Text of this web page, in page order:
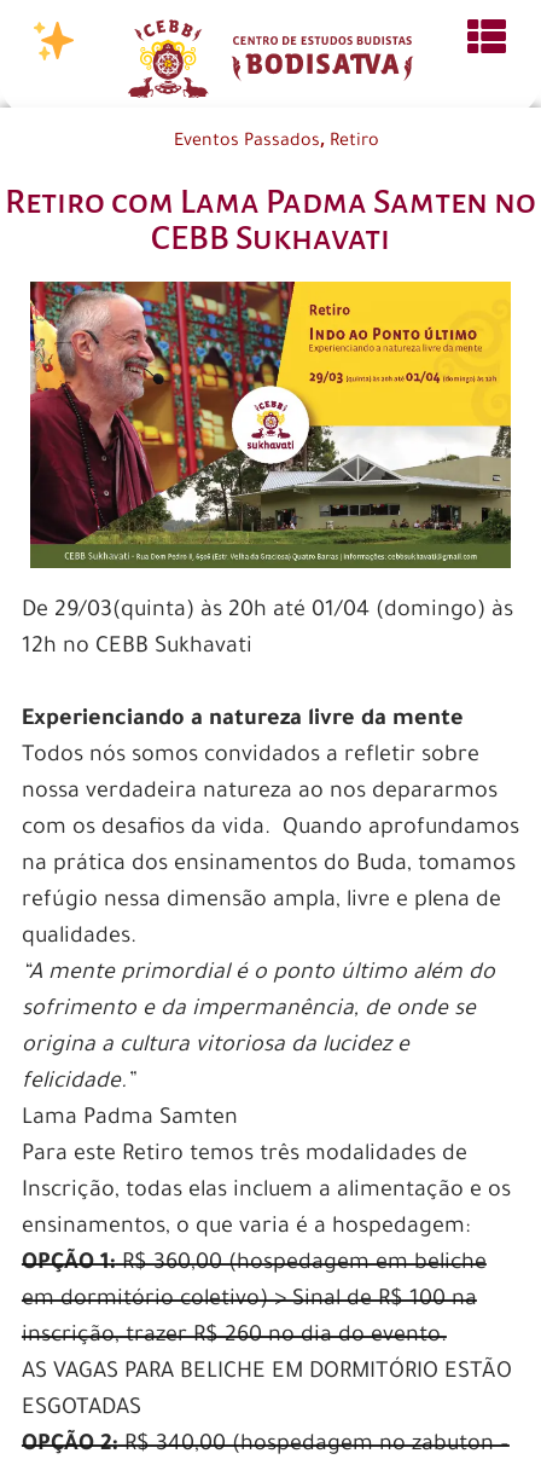
Eventos Passados, Retiro
Retiro com Lama Padma Samten no
CEBB Sukhavati
De 29/03(quinta) às 20h até 01/04 (domingo) às
12h no CEBB Sukhavati
Experienciando a natureza livre da mente
Todos nós somos convidados a refletir sobre
nossa verdadeira natureza ao nos depararmos
com os desafios da vida. Quando aprofundamos
na prática dos ensinamentos do Buda, tomamos
refúgio nessa dimensão ampla, livre e plena de
qualidades.
“A mente primordial é o ponto último além do
sofrimento e da impermanência, de onde se
origina a cultura vitoriosa da lucidez e
felicidade.”
Lama Padma Samten
Para este Retiro temos três modalidades de
Inscrição, todas elas incluem a alimentação e os
ensinamentos, o que varia é a hospedagem:
OPÇÃO 1:R$ 360,00 (hospedagem em beliche
em dormitório coletivo) > Sinal de R$ 100 na
inscrição, trazer R$ 260 no dia do evento.
AS VAGAS PARA BELICHE EM DORMITÓRIO ESTÃO
ESGOTADAS
OPÇÃO 2:R$ 340,00 (hospedagem no zabuton –